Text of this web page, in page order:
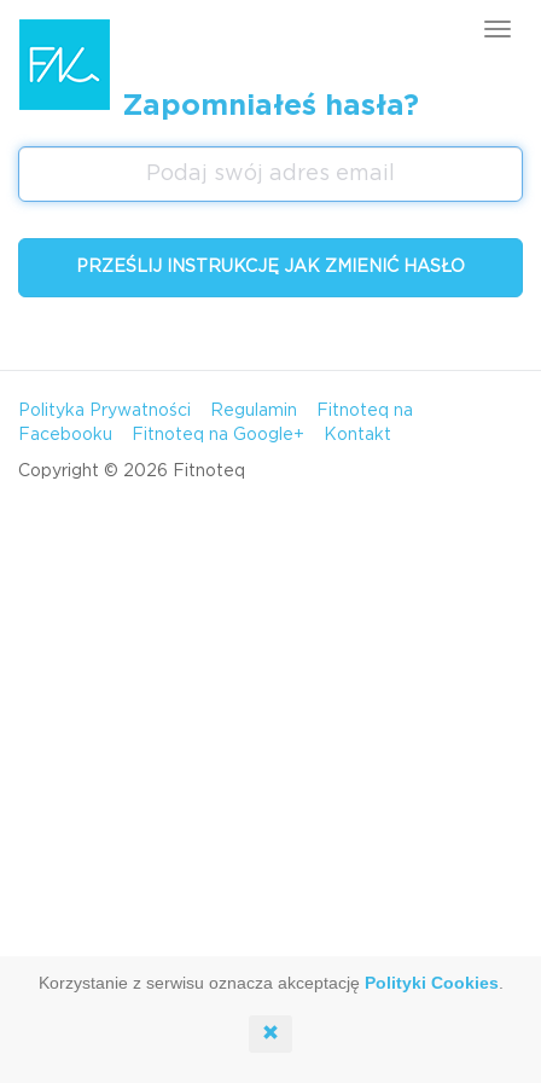
Zapomniałeś hasła?
Polityka Prywatności Regulamin
Fitnoteq na
Facebooku
Fitnoteq na Google+ Kontakt
Copyright © 2026 Fitnoteq
Korzystanie z serwisu oznacza akceptację Polityki Cookies